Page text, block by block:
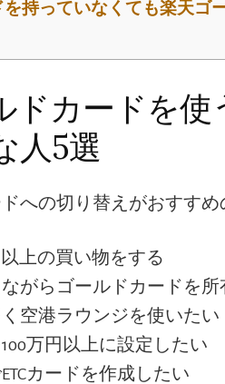
持っていなくても楽天ゴ
ドカードを使
人5選
への切り替えがおすすめ
上の買い物をする
がらゴールドカードを所
空港ラウンジを使いたい
万円以上に設定したい
カードを作成したい